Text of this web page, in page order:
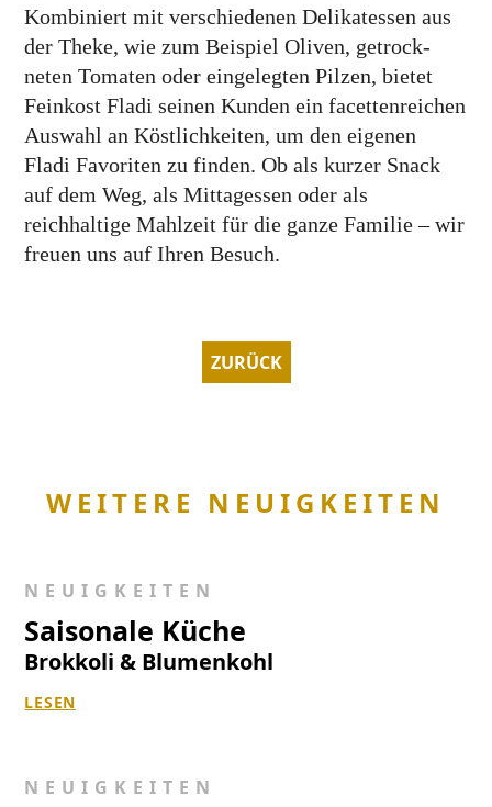
Kombiniert mit verschie­denen Delikatessen aus
der Theke, wie zum Beispiel Oliven, getrock­
neten Tomaten oder eingelegten Pilzen, bietet
Feinkost Fladi seinen Kunden ein facettenreichen
Auswahl an Köstlichkeiten, um den eigenen
Fladi Favoriten zu finden. Ob als kurzer Snack
auf dem Weg, als Mittagessen oder als
reichhaltige Mahlzeit für die ganze Familie – wir
freuen uns auf Ihren Besuch.
ZURÜCK
WEITERE NEUIGKEITEN
NEUIGKEITEN
Saisonale Küche
Brokkoli & Blumenkohl
LESEN
NEUIGKEITEN